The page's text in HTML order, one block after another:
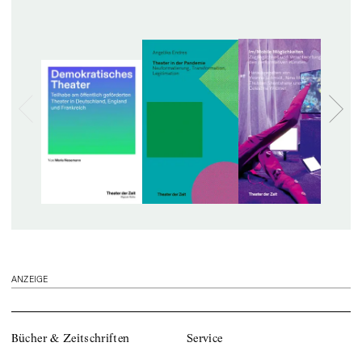
ANZEIGE
Bücher & Zeitschriften Service